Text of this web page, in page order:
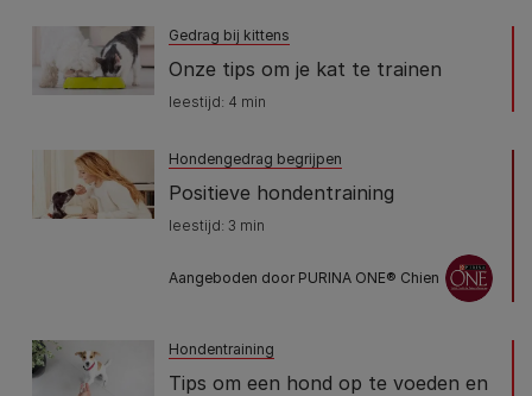
Gedrag bij kittens
Onze tips om je kat te trainen
leestijd: 4 min
Hondengedrag begrijpen
Positieve hondentraining
leestijd: 3 min
Aangeboden door PURINA ONE®​ Chien
Hondentraining
Tips om een hond op te voeden en